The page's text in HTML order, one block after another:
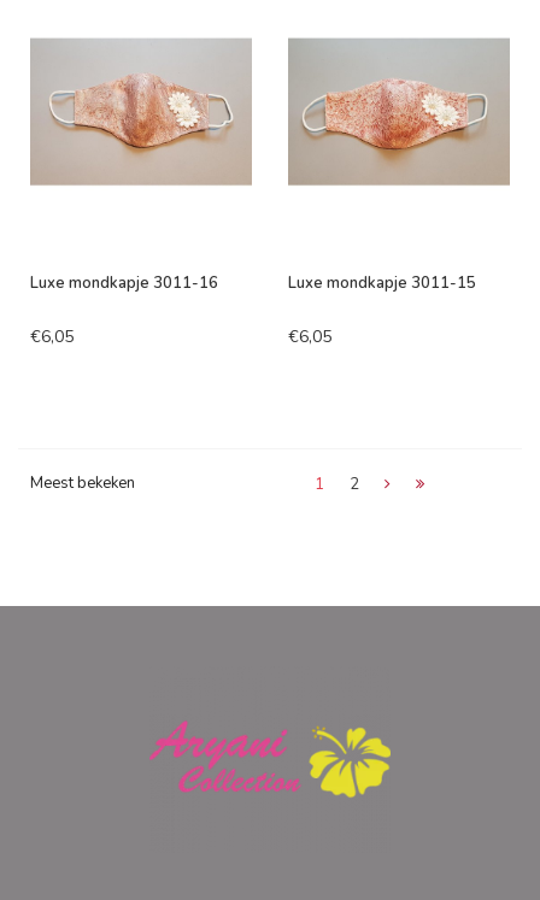
Luxe mondkapje 3011-16
€6,05
Luxe mondkapje 3011-15
€6,05
Meest bekeken 1 2